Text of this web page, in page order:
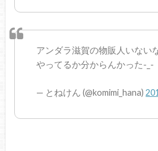
アンダラ滋賀の物販人いない
やってるか分からんかった-_-
— とねけん (@komimi_hana)